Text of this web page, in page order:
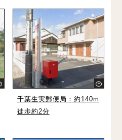
千葉生実郵便局：約140m
徒歩約2分